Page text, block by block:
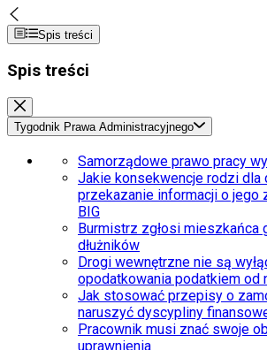
Spis treści
Spis treści
Tygodnik Prawa Administracyjnego
Samorządowe prawo pracy
Jakie konsekwencje rodzi dla
przekazanie informacji o jego
BIG
Burmistrz zgłosi mieszkańca
dłużników
Drogi wewnętrzne nie są
opodatkowania podatkiem od
Jak stosować przepisy o
naruszyć dyscypliny
Pracownik musi znać swoje
uprawnienia